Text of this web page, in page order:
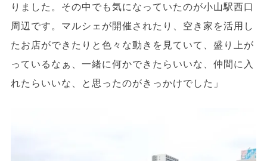
りました。その中でも気になっていたのが小山駅西口
周辺です。マルシェが開催されたり、空き家を活用し
たお店ができたりと色々な動きを見ていて、盛り上が
っているなぁ、一緒に何かできたらいいな、仲間に入
れたらいいな、と思ったのがきっかけでした」